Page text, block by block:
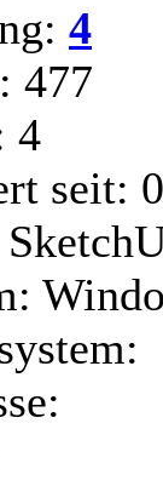
4
477
4
seit: